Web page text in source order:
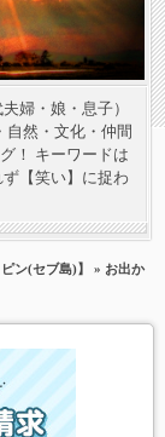
婦・娘・息子）
自然・文化・仲間
！ キーワードは
【笑い】に捉わ
ピン(セブ島)】 » お出か